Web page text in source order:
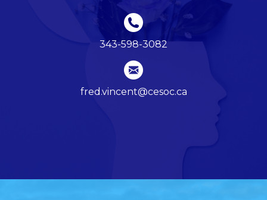
343-598-3082
fred.vincent@cesoc.ca